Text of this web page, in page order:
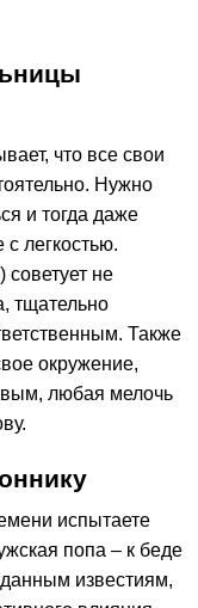
что все свои
Нужно
и тогда даже
легкостью.
не
тщательно
Также
окружение,
любая мелочь
испытаете
попа – к беде
известиям,